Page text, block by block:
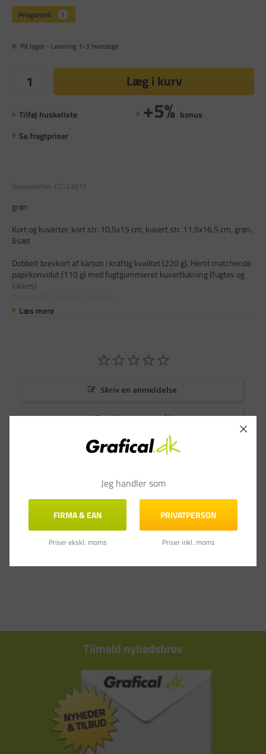
På lager - Levering 1-3 hverdage
Læg i kurv
Tilføj huskeliste +5% bonus
Se fragtpriser
Varenummer: CC-23015
grøn
Kort og kuverter, kort str. 10,5x15 cm, kuvert str. 11,5x16,5 cm, grøn,
6sæt
Dobbelt brevkort af karton i kraftig kvalitet (220 g). Hertil matchende
papirkonvolut (110 g) med fugtgummieret kuvertlukning (fugtes og
lukkes)
Læs mere
Skriv en anmeldelse
Stil et spørgsmål
Spørgsmål & Svar
Tilmeld nyhedsbrev
Jeg handler som
FIRMA & EAN
Priser ekskl. moms
PRIVATPERSON
Priser inkl. moms